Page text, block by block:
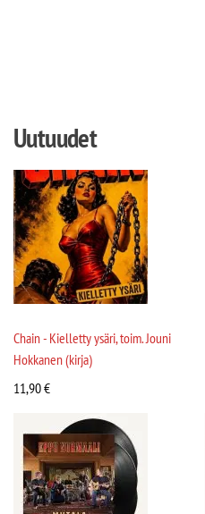
Uutuudet
Chain - Kielletty ysäri, toim. Jouni
Hokkanen (kirja)
11,90€